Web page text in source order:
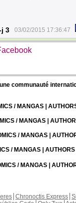
j 3 03/02/2015 17:36:47
communauté
/ MANGAS |
/ MANGAS |
/ MANGAS |
/ MANGAS | AUTHORS
/ MANGAS |
Chronoctis Express